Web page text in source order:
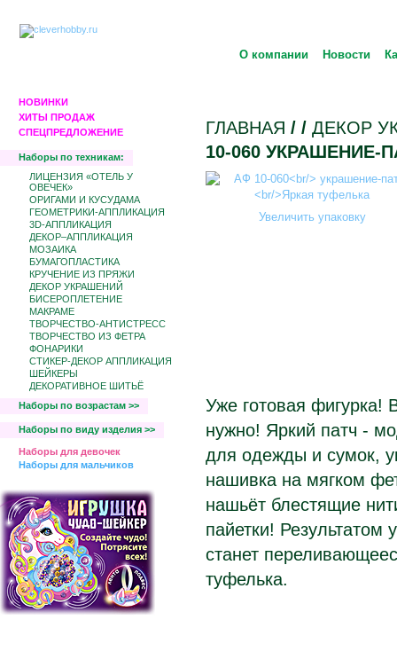
О компании Новости
НОВИНКИ
ХИТЫ ПРОДАЖ
СПЕЦПРЕДЛОЖЕНИЕ
Наборы по техникам:
ЛИЦЕНЗИЯ «ОТЕЛЬ У
ОВЕЧЕК»
ОРИГАМИ И КУСУДАМА
ГЕОМЕТРИКИ-АППЛИКАЦИЯ
3D-АППЛИКАЦИЯ
ДЕКОР–АППЛИКАЦИЯ
МОЗАИКА
БУМАГОПЛАСТИКА
КРУЧЕНИЕ ИЗ ПРЯЖИ
ДЕКОР УКРАШЕНИЙ
БИCЕРОПЛЕТЕНИЕ
МАКРАМЕ
ТВОРЧЕСТВО-АНТИСТРЕСС
ТВОРЧЕСТВО ИЗ ФЕТРА
ФОНАРИКИ
СТИКЕР-ДЕКОР АППЛИКАЦИЯ
ШЕЙКЕРЫ
ДЕКОРАТИВНОЕ ШИТЬЁ
Наборы по возрастам >>
Наборы по виду изделия >>
Наборы для девочек
Наборы для мальчиков
ГЛАВНАЯ / / ДЕКОР
10-060 УКРАШЕНИЕ-
Увеличить упаковку
Уже готовая фигурка!
нужно! Яркий патч -
для одежды и сумок,
нашивка на мягком
нашьёт блестящие
пайетки! Результатом
станет
туфелька.